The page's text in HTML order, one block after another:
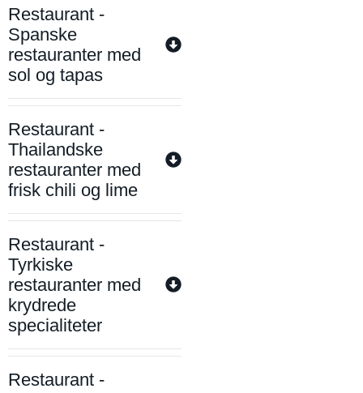
Restaurant -
Spanske
restauranter med
sol og tapas
Restaurant -
Thailandske
restauranter med
frisk chili og lime
Restaurant -
Tyrkiske
restauranter med
krydrede
specialiteter
Restaurant -